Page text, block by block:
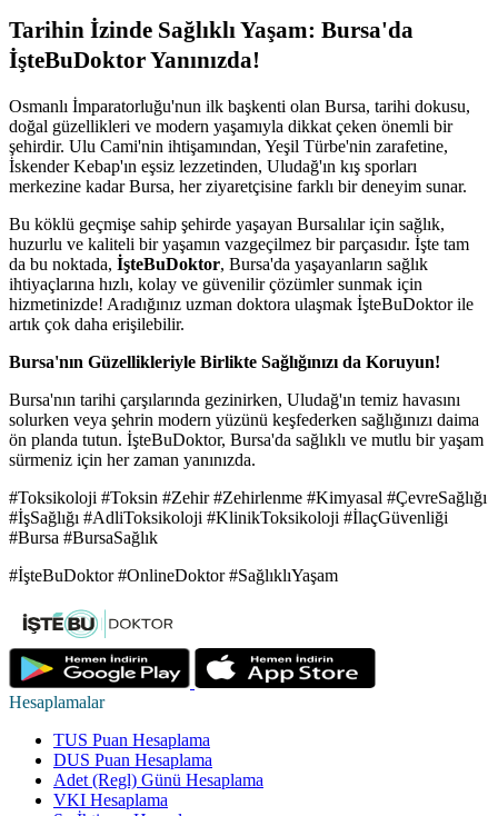
Tarihin İzinde Sağlıklı Yaşam: Bursa'da
İşteBuDoktor Yanınızda!
Osmanlı İmparatorluğu'nun ilk başkenti olan Bursa, tarihi dokusu,
doğal güzellikleri ve modern yaşamıyla dikkat çeken önemli bir
şehirdir. Ulu Cami'nin ihtişamından, Yeşil Türbe'nin zarafetine,
İskender Kebap'ın eşsiz lezzetinden, Uludağ'ın kış sporları
merkezine kadar Bursa, her ziyaretçisine farklı bir deneyim sunar.
Bu köklü geçmişe sahip şehirde yaşayan Bursalılar için sağlık,
huzurlu ve kaliteli bir yaşamın vazgeçilmez bir parçasıdır. İşte tam
da bu noktada, İşteBuDoktor, Bursa'da yaşayanların sağlık
ihtiyaçlarına hızlı, kolay ve güvenilir çözümler sunmak için
hizmetinizde! Aradığınız uzman doktora ulaşmak İşteBuDoktor ile
artık çok daha erişilebilir.
Bursa'nın Güzellikleriyle Birlikte Sağlığınızı da Koruyun!
Bursa'nın tarihi çarşılarında gezinirken, Uludağ'ın temiz havasını
solurken veya şehrin modern yüzünü keşfederken sağlığınızı daima
ön planda tutun. İşteBuDoktor, Bursa'da sağlıklı ve mutlu bir yaşam
sürmeniz için her zaman yanınızda.
#Toksikoloji #Toksin #Zehir #Zehirlenme #Kimyasal #ÇevreSağlığı
#İşSağlığı #AdliToksikoloji #KlinikToksikoloji #İlaçGüvenliği
#Bursa #BursaSağlık
#İşteBuDoktor #OnlineDoktor #SağlıklıYaşam
Hesaplamalar
TUS Puan Hesaplama
DUS Puan Hesaplama
Adet (Regl) Günü Hesaplama
VKI Hesaplama